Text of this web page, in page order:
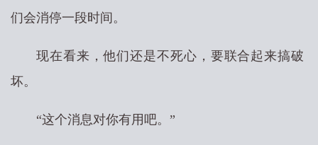
们会消停一段时间。
现在看来，他们还是不死心，要联合起来搞破
坏。
“这个消息对你有用吧。”